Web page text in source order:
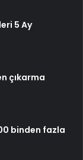
5 Ay
çıkarma
binden fazla